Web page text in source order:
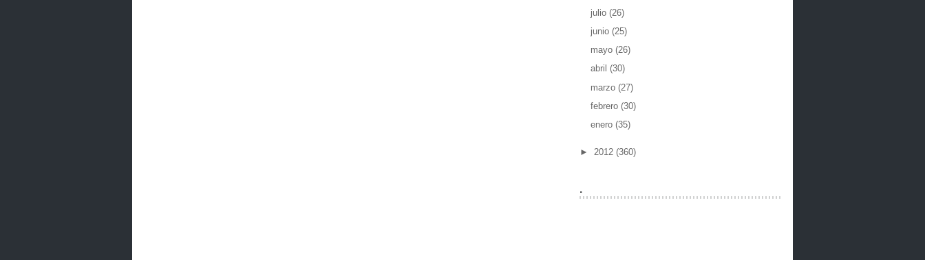
julio (26)
junio (25)
mayo (26)
abril (30)
marzo (27)
febrero (30)
enero (35)
► 2012 (360)
.